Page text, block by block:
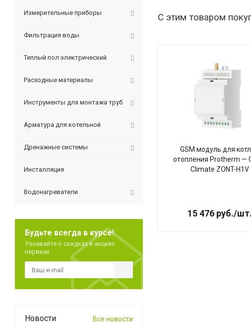
С этим товаром
GSM модуль для
отопления Protherm —
Climate ZONT-H1V
15 476руб./шт.
Измерительные приборы
Фильтрация воды
Теплый пол электрический
Расходные материалы
Инструменты для монтажа труб
Арматура для котельной
Дренажные системы
Инсталляция
Водонагреватели
Будьте всегда в курсе!
Узнавайте о скидках и акциях
первым
Новости Все новости